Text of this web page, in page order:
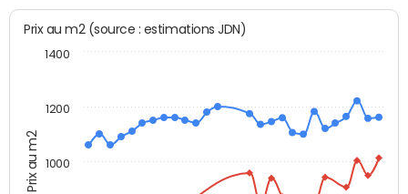
Prix au m2
Prix au m2 (source : estimations JDN)
1000
1200
1400